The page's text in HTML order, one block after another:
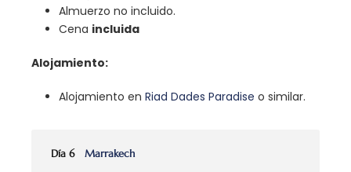
Almuerzo no incluido.
Cena incluida
Alojamiento:
Alojamiento en Riad Dades Paradise o similar.
Día 6 Marrakech